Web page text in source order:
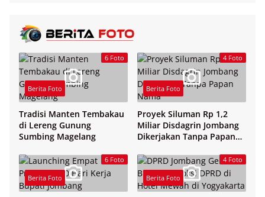
6 Foto
Berita Foto
Tradisi Manten Tembakau
di Lereng Gunung
Sumbing Magelang
4 Foto
Berita Foto
Proyek Siluman Rp 1,2
Miliar Disdagrin Jombang
Dikerjakan Tanpa Papan
6 Foto
Berita Foto
4 Foto
Berita Foto